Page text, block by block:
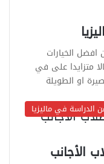
افضل الخيارات
متزايدا على في
او الطويلة
الدراسة في ماليزيا
الأجانب